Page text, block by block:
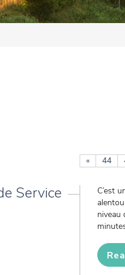
« 44
Service
C’est
niveau